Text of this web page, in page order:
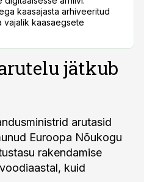
kaasajasta arhiveeritud
vajalik kaasaegsete
jätkub
arutasid
Euroopa Nõukogu
rakendamise
kuid